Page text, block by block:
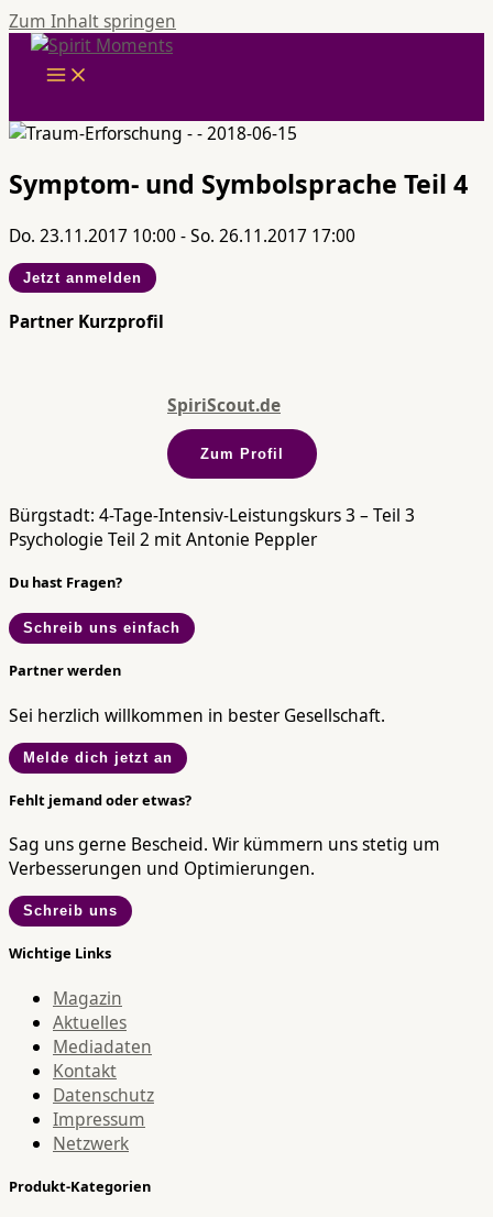
Zum Inhalt springen
Symptom- und Symbolsprache Teil 4
Do. 23.11.2017 10:00 - So. 26.11.2017 17:00
Jetzt anmelden
Partner Kurzprofil
SpiriScout.de
Zum Profil
Bürgstadt: 4-Tage-Intensiv-Leistungskurs 3 – Teil 3
Psychologie Teil 2 mit Antonie Peppler
Du hast Fragen?
Schreib uns einfach
Partner werden
Sei herzlich willkommen in bester Gesellschaft.
Melde dich jetzt an
Fehlt jemand oder etwas?
Sag uns gerne Bescheid. Wir kümmern uns stetig um
Verbesserungen und Optimierungen.
Schreib uns
Wichtige Links
Magazin
Aktuelles
Mediadaten
Kontakt
Datenschutz
Impressum
Netzwerk
Produkt-Kategorien